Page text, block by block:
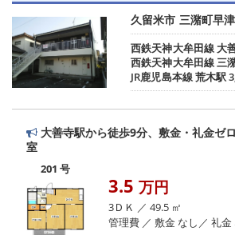
久留米市 三潴町早
西鉄天神大牟田線大
西鉄天神大牟田線三
JR鹿児島本線荒木駅
大善寺駅から徒歩9分、敷金・礼金ゼ
室
201 号
3.5 万円
3ＤＫ ／ 49.5 ㎡
管理費 ／ 敷金 なし／ 礼金